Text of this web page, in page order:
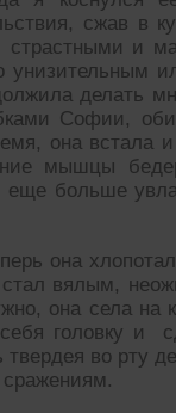
сжав в
и
делать
Софии,
она
мышцы
еще больше
она
вялым,
она села на
головку и
во рту